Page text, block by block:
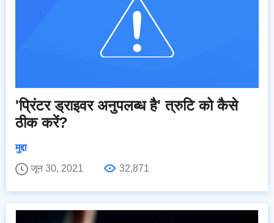
'प्रिंटर ड्राइवर अनुपलब्ध है' त्रुटि को कैसे
ठीक करें?
मुद्दा
जून 30, 2021
32,871